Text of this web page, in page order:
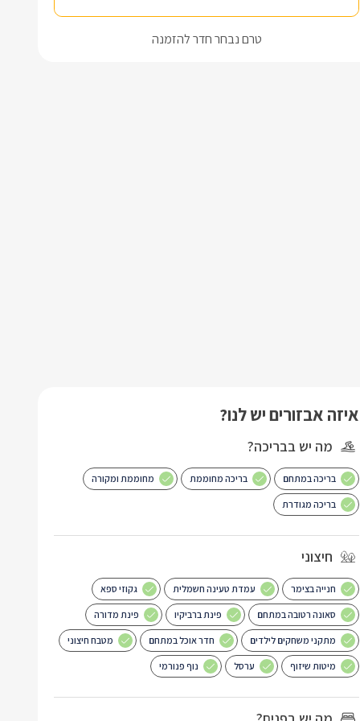
טרם נבחר חדר להזמנה
איזה אבזורים יש לנו?
מה יש בבריכה?
בריכה במתחם בריכה מחוממת מחוממת ומקורה
בריכה מגודרת
חיצוני
חנייה בצימר עמדת טעינה חשמלית גקוזי ספא
סאונה רטובה במתחם פינת ברביקיו פינת מדורה
מתקני משחקים לילדים חדר אוכל במתחם מטבח חיצוני
מיטות שיזוף ערסל נוף פנורמי